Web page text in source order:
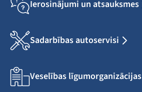
Ierosinājumi un atsauksmes
Sadarbības autoservisi
Veselības līgumorganizācijas